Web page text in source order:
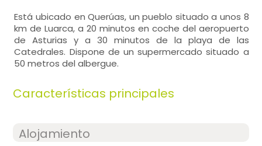
Está ubicado en Querúas, un pueblo situado a unos 8
km de Luarca, a 20 minutos en coche del aeropuerto
de Asturias y a 30 minutos de la playa de las
Catedrales. Dispone de un supermercado situado a
50 metros del albergue.
Características principales
Alojamiento